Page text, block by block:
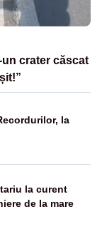
crater căscat
la
la curent
de la mare